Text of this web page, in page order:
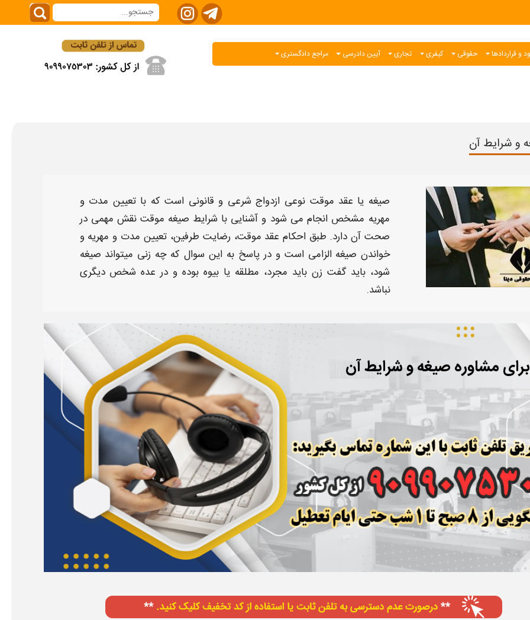
و قراردادها حقوقی کیفری تجاری آیین دادرسی مراجع دادگستری
و شرایط آن
صیغه یا عقد موقت نوعی ازدواج شرعی و قانونی است که با تعیین مدت و
مهریه مشخص انجام می شود و آشنایی با شرایط صیغه موقت نقش مهمی در
صحت آن دارد. طبقاحکام عقد موقت، رضایت طرفین، تعیین مدت و مهریه و
خواندن صیغهالزامی است و در پاسخ به این سوال کهچه زنی میتواند صیغه
شود، باید گفت زن باید مجرد، مطلقه یا بیوه بوده و در عده شخص دیگری
نباشد.
برای مشاوره صیغه و شرایط آن